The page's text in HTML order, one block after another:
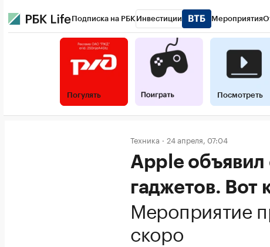
Подписка на РБК Инвестиции Мероприятия
Погулять Посмотреть
Техника 24 апреля, 07:04
Apple объявил
гаджетов. Вот
Мероприятие
скоро